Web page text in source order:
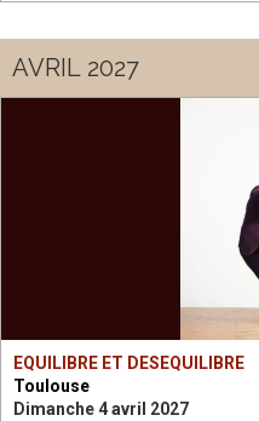
AVRIL 2027
EQUILIBRE ET DESEQUILIBRE
Toulouse
Dimanche 4 avril 2027